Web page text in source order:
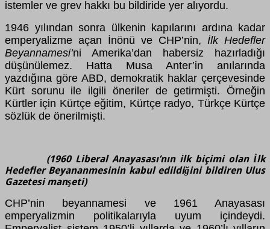
istemler ve grev hakkı bu bildiride yer alıyordu.
1946 yılından sonra ülkenin kapılarını ardına kadar
emperyalizme açan İnönü ve CHP’nin, İlk Hedefler
Beyannamesi’ni Amerika’dan habersiz hazırladığı
düşünülemez. Hatta Musa Anter’in anılarında
yazdığına göre ABD, demokratik haklar çerçevesinde
Kürt sorunu ile ilgili öneriler de getirmişti. Örneğin
Kürtler için Kürtçe eğitim, Kürtçe radyo, Türkçe Kürtçe
sözlük de önerilmişti.
(1960 Liberal Anayasası’nın ilk biçimi olan İlk
Hedefler Beyananmesinin kabul edildiğini bildiren Ulus
Gazetesi manşeti)
CHP’nin beyannamesi ve 1961 Anayasası
emperyalizmin politikalarıyla uyum içindeydi.